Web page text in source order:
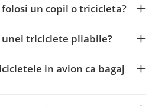
un copil o tricicleta?
triciclete pliabile?
in avion ca bagaj